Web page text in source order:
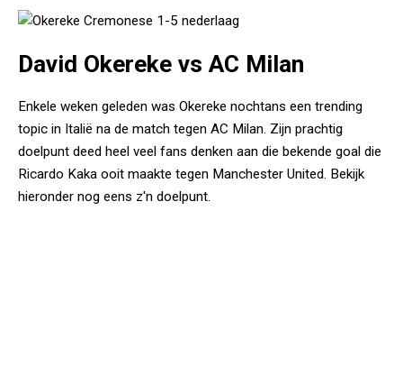
David Okereke vs AC Milan
Enkele weken geleden was Okereke nochtans een trending
topic in Italië na de match tegen AC Milan. Zijn prachtig
doelpunt deed heel veel fans denken aan die bekende goal die
Ricardo Kaka ooit maakte tegen Manchester United. Bekijk
hieronder nog eens z'n doelpunt.